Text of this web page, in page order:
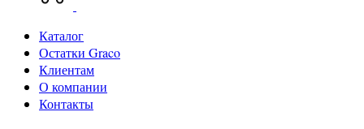
Каталог
Остатки Graco
Клиентам
О компании
Контакты